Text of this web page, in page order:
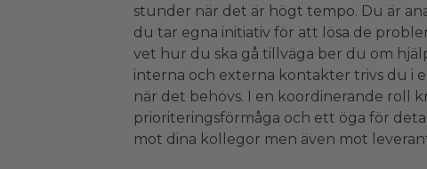
stunder när det är högt tempo. Du är
du tar egna initiativ för att lösa de
vet hur du ska gå tillväga ber du om
interna och externa kontakter trivs du i
när det behövs. I en koordinerande roll
prioriteringsförmåga och ett öga för
mot dina kollegor men även mot